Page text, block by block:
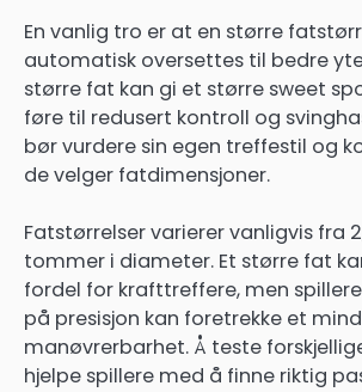
En vanlig tro er at en større
automatisk oversettes til bedre
større fat kan gi et større sweet
føre til redusert kontroll og
bør vurdere sin egen treffestil og
de velger fatdimensjoner.
Fatstørrelser varierer vanligvis fra
tommer i diameter. Et større fat
fordel for krafttreffere, men
på presisjon kan foretrekke et
manøvrerbarhet. Å teste
hjelpe spillere med å finne riktig